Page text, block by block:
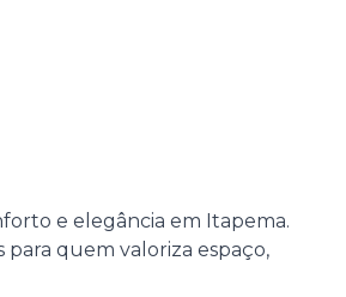
e elegância em Itapema.
para quem valoriza espaço,